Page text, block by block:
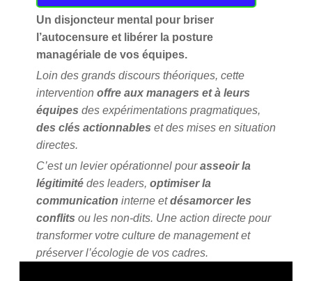
Un disjoncteur mental pour briser
l’autocensure et libérer la posture
managériale de vos équipes.
Loin des grands discours théoriques, cette
intervention offre aux managers et à leurs
équipes des expérimentations pragmatiques,
des clés actionnables et des mises en situation
directes.
C’est un levier opérationnel pourasseoir la
légitimité des leaders, optimiser la
communication interne etdésamorcer les
conflits ou les non-dits. Une action directe pour
transformer votre culture de management et
préserver l’écologie de vos cadres.